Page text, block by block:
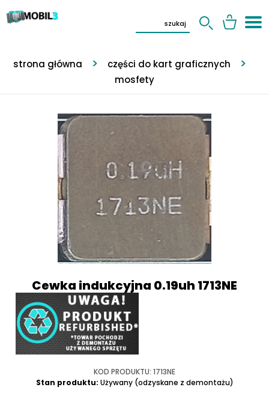
strona główna
części do kart graficznych
mosfety
Cewka indukcyjna 0.19uh 1713NE
KOD PRODUKTU: 1713NE
Stan produktu: Używany (odzyskane z demontażu)